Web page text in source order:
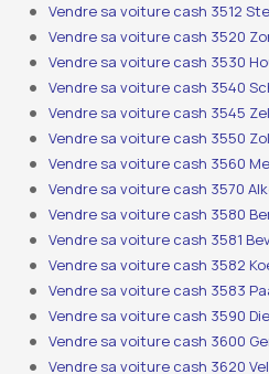
Vendre sa voiture cash 3512
Vendre sa voiture cash 3520
Vendre sa voiture cash 3530
Vendre sa voiture cash 3540
Vendre sa voiture cash 3545
Vendre sa voiture cash 3550
Vendre sa voiture cash 3560
Vendre sa voiture cash 3570
Vendre sa voiture cash 3580
Vendre sa voiture cash 3581
Vendre sa voiture cash 3582
Vendre sa voiture cash 3583
Vendre sa voiture cash 3590
Vendre sa voiture cash 3600
Vendre sa voiture cash 3620